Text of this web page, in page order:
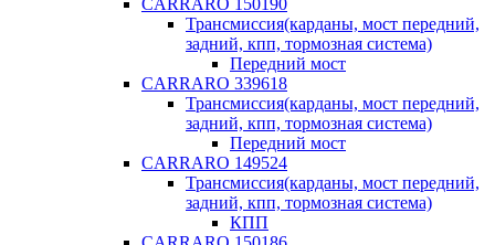
CARRARO 150190
Трансмиссия(карданы, мост передний,
задний, кпп, тормозная система)
Передний мост
CARRARO 339618
Трансмиссия(карданы, мост передний,
задний, кпп, тормозная система)
Передний мост
CARRARO 149524
Трансмиссия(карданы, мост передний,
задний, кпп, тормозная система)
КПП